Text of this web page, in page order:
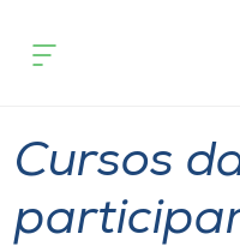
Cursos
Cursos